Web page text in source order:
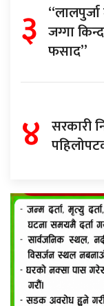
३ जग्गा
फसाद”
४ सरकारी